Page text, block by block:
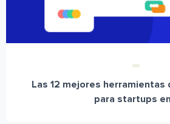
Las 12 mejores herramientas
para startups